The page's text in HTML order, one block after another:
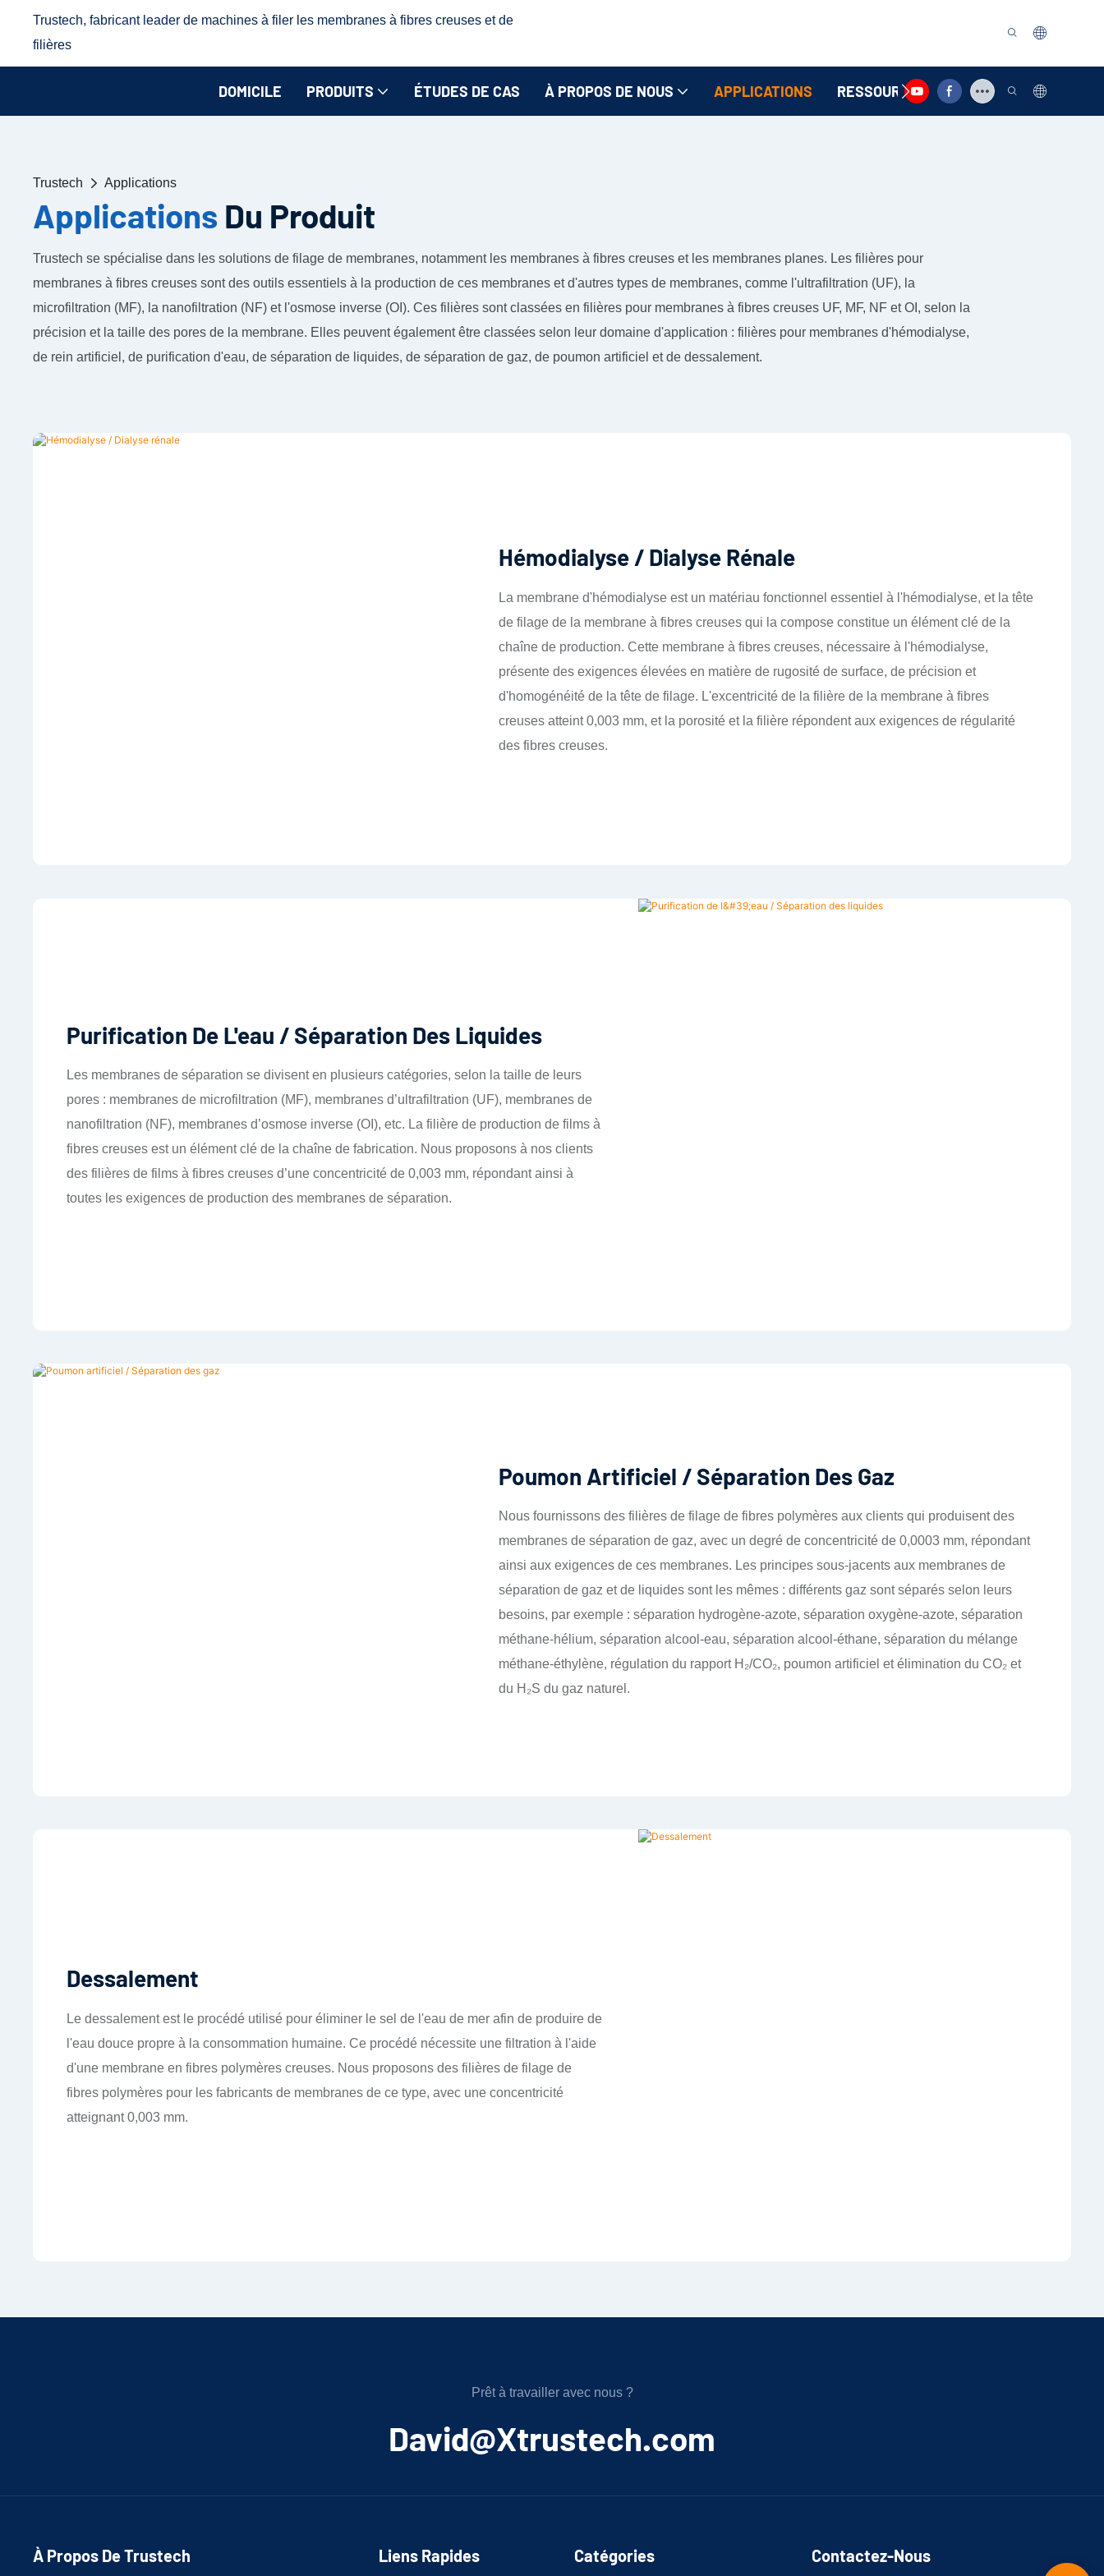
Trustech, fabricant leader de machines à filer les membranes à fibres creuses et de
filières
DOMICILE PRODUITS ÉTUDES DE CAS À PROPOS DE NOUS APPLICATIONS RESSOURCE CONTACTEZ-NOUS
Trustech Applications
Applications Du Produit
Trustech se spécialise dans les solutions de filage de membranes, notamment les membranes à fibres creuses et les membranes planes. Les filières pour
membranes à fibres creuses sont des outils essentiels à la production de ces membranes et d'autres types de membranes, comme l'ultrafiltration (UF), la
microfiltration (MF), la nanofiltration (NF) et l'osmose inverse (OI). Ces filières sont classées en filières pour membranes à fibres creuses UF, MF, NF et OI, selon la
précision et la taille des pores de la membrane. Elles peuvent également être classées selon leur domaine d'application : filières pour membranes d'hémodialyse,
de rein artificiel, de purification d'eau, de séparation de liquides, de séparation de gaz, de poumon artificiel et de dessalement.
Hémodialyse / Dialyse Rénale
La membrane d'hémodialyse est un matériau fonctionnel essentiel à l'hémodialyse, et la tête
de filage de la membrane à fibres creuses qui la compose constitue un élément clé de la
chaîne de production. Cette membrane à fibres creuses, nécessaire à l'hémodialyse,
présente des exigences élevées en matière de rugosité de surface, de précision et
d'homogénéité de la tête de filage. L'excentricité de la filière de la membrane à fibres
creuses atteint 0,003 mm, et la porosité et la filière répondent aux exigences de régularité
des fibres creuses.
Purification De L'eau / Séparation Des Liquides
Les membranes de séparation se divisent en plusieurs catégories, selon la taille de leurs
pores : membranes de microfiltration (MF), membranes d’ultrafiltration (UF), membranes de
nanofiltration (NF), membranes d’osmose inverse (OI), etc. La filière de production de films à
fibres creuses est un élément clé de la chaîne de fabrication. Nous proposons à nos clients
des filières de films à fibres creuses d’une concentricité de 0,003 mm, répondant ainsi à
toutes les exigences de production des membranes de séparation.
Poumon Artificiel / Séparation Des Gaz
Nous fournissons des filières de filage de fibres polymères aux clients qui produisent des
membranes de séparation de gaz, avec un degré de concentricité de 0,0003 mm, répondant
ainsi aux exigences de ces membranes. Les principes sous-jacents aux membranes de
séparation de gaz et de liquides sont les mêmes : différents gaz sont séparés selon leurs
besoins, par exemple : séparation hydrogène-azote, séparation oxygène-azote, séparation
méthane-hélium, séparation alcool-eau, séparation alcool-éthane, séparation du mélange
méthane-éthylène, régulation du rapport H₂/CO₂, poumon artificiel et élimination du CO₂ et
du H₂S du gaz naturel.
Dessalement
Le dessalement est le procédé utilisé pour éliminer le sel de l'eau de mer afin de produire de
l'eau douce propre à la consommation humaine. Ce procédé nécessite une filtration à l'aide
d'une membrane en fibres polymères creuses. Nous proposons des filières de filage de
fibres polymères pour les fabricants de membranes de ce type, avec une concentricité
atteignant 0,003 mm.
Prêt à travailler avec nous ?
﻿David@Xtrustech.com
À Propos De Trustech Liens Rapides Catégories Contactez-Nous